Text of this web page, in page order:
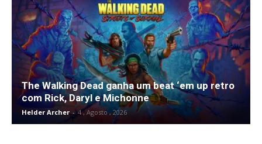
The Walking Dead ganha um beat ‘em up retro
com Rick, Daryl e Michonne
Helder Archer - 4 , Agosto , 2026